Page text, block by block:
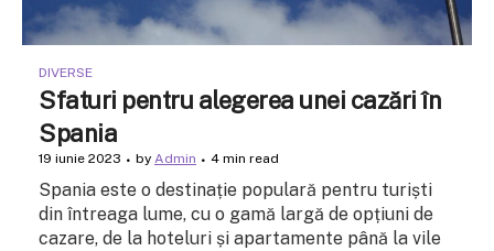
DIVERSE
Sfaturi pentru alegerea unei cazări în
Spania
19 iunie 2023 by Admin 4 min read
Spania este o destinație populară pentru turiști
din întreaga lume, cu o gamă largă de opțiuni de
cazare, de la hoteluri și apartamente până la vile